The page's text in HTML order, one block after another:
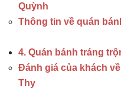
Quỳnh
Thông tin về quán
4. Quán bánh tráng
Đánh giá của khách
Thy